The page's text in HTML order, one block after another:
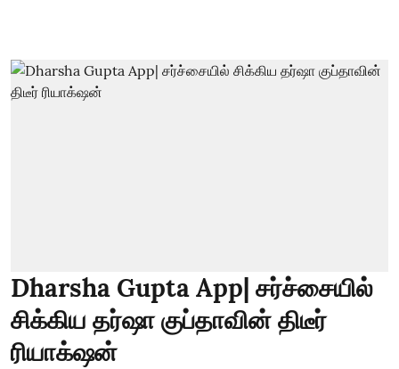
Dharsha Gupta App| சர்ச்சையில்
சிக்கிய தர்ஷா குப்தாவின் திடீர்
ரியாக்‌ஷன்